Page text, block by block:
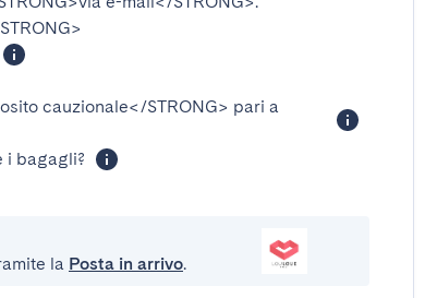
cauzionale</STRONG> pari a
i bagagli?
la Posta in arrivo.